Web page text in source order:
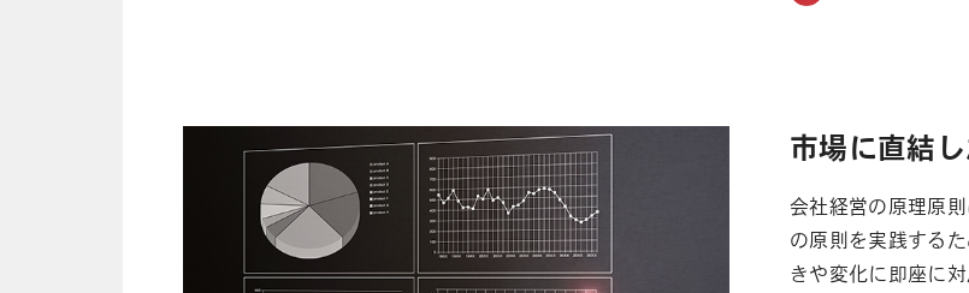
市場に直結
会社経営の原理原則
の原則を実践する
きや変化に即座に